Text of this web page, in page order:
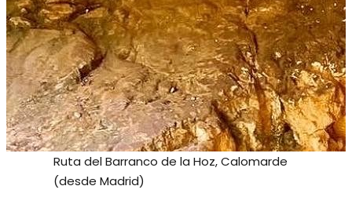
Ruta del Barranco de la Hoz, Calomarde
(desde Madrid)